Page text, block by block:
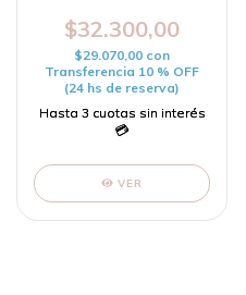
$32.300,00
$29.070,00 con
Transferencia 10 % OFF
(24 hs de reserva)
VER